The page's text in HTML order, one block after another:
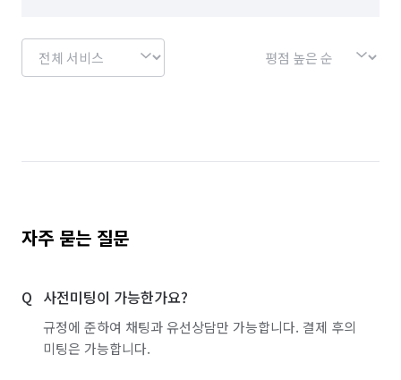
자주 묻는 질문
사전미팅이 가능한가요?
규정에 준하여 채팅과 유선상담만 가능합니다. 결제 후의
미팅은 가능합니다.